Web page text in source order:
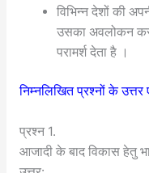
विभिन्न देशों की
उसका अवलोकन
परामर्श देता है ।
निम्नलिखित प्रश्नों के उत्तर
प्रश्न 1.
आजादी के बाद विकास हेतु